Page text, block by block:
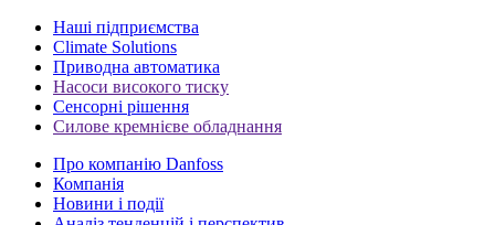
Наші підприємства
Climate Solutions
Приводна автоматика
Насоси високого тиску
Сенсорні рішення
Силове кремнієве обладнання
Про компанію Danfoss
Компанія
Новини і події